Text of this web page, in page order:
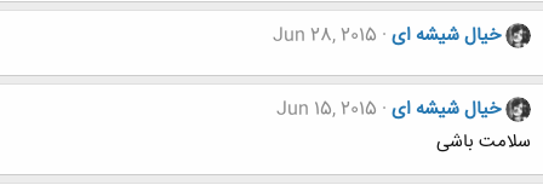
خیال شیشه ای Jun 28, 2015
خیال شیشه ای Jun 15, 2015
سلامت باشی